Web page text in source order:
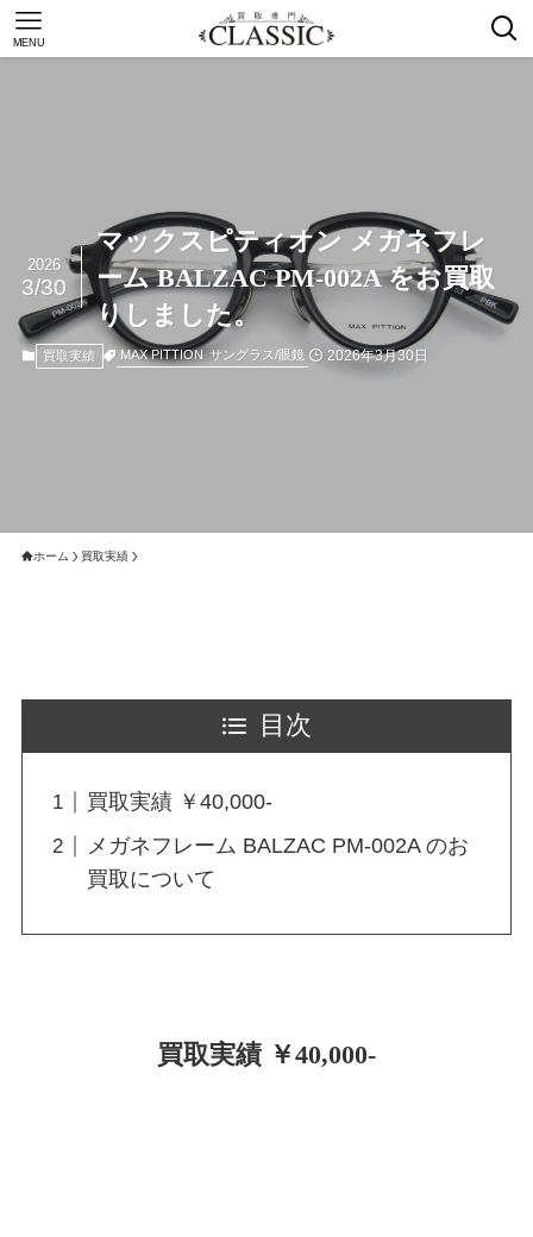
MENU
マックスピティオン メガネフレ
ーム BALZAC PM-002A をお買取
りしました。
2026
3/30
買取実績 MAX PITTION サングラス/眼鏡 2026年3月30日
ホーム 買取実績
目次
買取実績 ￥40,000-
メガネフレーム BALZAC PM-002A のお
買取について
買取実績 ￥40,000-